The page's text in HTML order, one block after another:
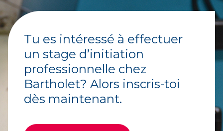
Tu es intéressé à effectuer
un stage d’initiation
professionnelle chez
Bartholet? Alors inscris-toi
dès maintenant.